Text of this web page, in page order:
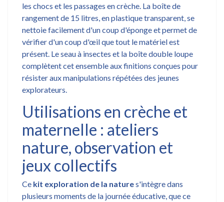
les chocs et les passages en crèche. La boîte de
rangement de 15 litres, en plastique transparent, se
nettoie facilement d'un coup d'éponge et permet de
vérifier d'un coup d'œil que tout le matériel est
présent. Le seau à insectes et la boîte double loupe
complètent cet ensemble aux finitions conçues pour
résister aux manipulations répétées des jeunes
explorateurs.
Utilisations en crèche et
maternelle : ateliers
nature, observation et
jeux collectifs
Ce kit exploration de la natures'intègre dans
plusieurs moments de la journée éducative, que ce